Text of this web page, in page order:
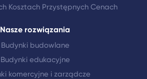
Kosztach Przystępnych Cenach
Nasze rozwiązania
Budynki budowlane
Budynki edukacyjne
komercyjne i zarządcze